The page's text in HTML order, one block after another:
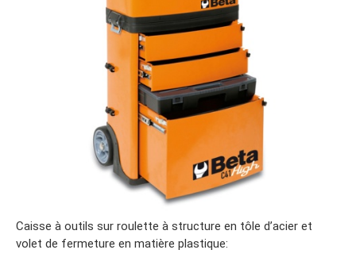
Caisse à outils sur roulette à structure en tôle d’acier et
volet de fermeture en matière plastique: